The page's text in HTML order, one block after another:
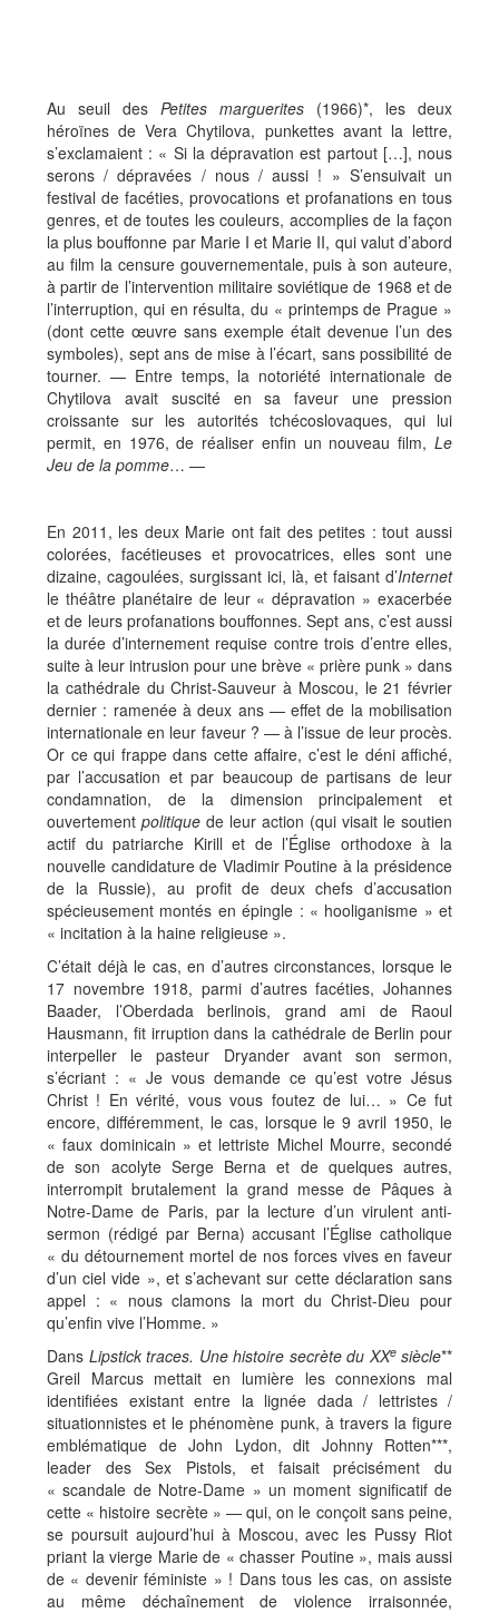
Au seuil des Petites marguerites (1966)*, les deux
héroïnes de Vera Chytilova, punkettes avant la lettre,
s’exclamaient : « Si la dépravation est partout […], nous
serons / dépravées / nous / aussi ! » S’ensuivait un
festival de facéties, provocations et profanations en tous
genres, et de toutes les couleurs, accomplies de la façon
la plus bouffonne par Marie I et Marie II, qui valut d’abord
au film la censure gouvernementale, puis à son auteure,
à partir de l’intervention militaire soviétique de 1968 et de
l’interruption, qui en résulta, du « printemps de Prague »
(dont cette œuvre sans exemple était devenue l’un des
symboles), sept ans de mise à l’écart, sans possibilité de
tourner. — Entre temps, la notoriété internationale de
Chytilova avait suscité en sa faveur une pression
croissante sur les autorités tchécoslovaques, qui lui
permit, en 1976, de réaliser enfin un nouveau film, Le
Jeu de la pomme… —
En 2011, les deux Marie ont fait des petites : tout aussi
colorées, facétieuses et provocatrices, elles sont une
dizaine, cagoulées, surgissant ici, là, et faisant d’Internet
le théâtre planétaire de leur « dépravation » exacerbée
et de leurs profanations bouffonnes. Sept ans, c’est aussi
la durée d’internement requise contre trois d’entre elles,
suite à leur intrusion pour une brève « prière punk » dans
la cathédrale du Christ-Sauveur à Moscou, le 21 février
dernier : ramenée à deux ans — effet de la mobilisation
internationale en leur faveur ? — à l’issue de leur procès.
Or ce qui frappe dans cette affaire, c’est le déni affiché,
par l’accusation et par beaucoup de partisans de leur
condamnation, de la dimension principalement et
ouvertement politique de leur action (qui visait le soutien
actif du patriarche Kirill et de l’Église orthodoxe à la
nouvelle candidature de Vladimir Poutine à la présidence
de la Russie), au profit de deux chefs d’accusation
spécieusement montés en épingle : « hooliganisme » et
« incitation à la haine religieuse ».
C’était déjà le cas, en d’autres circonstances, lorsque le
17 novembre 1918, parmi d’autres facéties, Johannes
Baader, l’Oberdada berlinois, grand ami de Raoul
Hausmann, fit irruption dans la cathédrale de Berlin pour
interpeller le pasteur Dryander avant son sermon,
s’écriant : « Je vous demande ce qu’est votre Jésus
Christ ! En vérité, vous vous foutez de lui… » Ce fut
encore, différemment, le cas, lorsque le 9 avril 1950, le
« faux dominicain » et lettriste Michel Mourre, secondé
de son acolyte Serge Berna et de quelques autres,
interrompit brutalement la grand messe de Pâques à
Notre-Dame de Paris, par la lecture d’un virulent anti-
sermon (rédigé par Berna) accusant l’Église catholique
« du détournement mortel de nos forces vives en faveur
d’un ciel vide », et s’achevant sur cette déclaration sans
appel : « nous clamons la mort du Christ-Dieu pour
qu’enfin vive l’Homme. »
Dans Lipstick traces. Une histoire secrète du XXesiècle**
Greil Marcus mettait en lumière les connexions mal
identifiées existant entre la lignée dada / lettristes /
situationnistes et le phénomène punk, à travers la figure
emblématique de John Lydon, dit Johnny Rotten***,
leader des Sex Pistols, et faisait précisément du
« scandale de Notre-Dame » un moment significatif de
cette « histoire secrète » — qui, on le conçoit sans peine,
se poursuit aujourd’hui à Moscou, avec les Pussy Riot
priant la vierge Marie de « chasser Poutine », mais aussi
de « devenir féministe » ! Dans tous les cas, on assiste
au même déchaînement de violence irraisonnée,